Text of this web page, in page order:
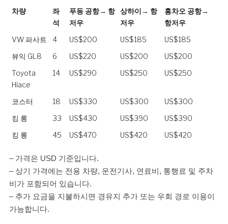
차량
좌
석
푸동 공항→ 항
저우
상하이→ 항
저우
홍차오 공항→
항저우
차량
좌
푸동 공항→ 항
상하이→ 항
홍차오 공항→
VW 파사트 4 US$200 US$185
US$185
뷰익 GL8
6 US$220 US$200
US$200
Toyota
Hiace
14 US$290 US$250 US$250
코스터 18 US$330 US$300
US$300
킹 롱
33 US$430 US$390
US$390
킹 롱
45 US$470 US$420 US$420
– 가격은 USD 기준입니다.
– 상기 가격에는 전용 차량, 운전기사, 연료비, 통행료 및 주차
비가 포함되어 있습니다.
– 추가 요금을 지불하시면 경유지 추가 또는 우회 경로 이용이
가능합니다.